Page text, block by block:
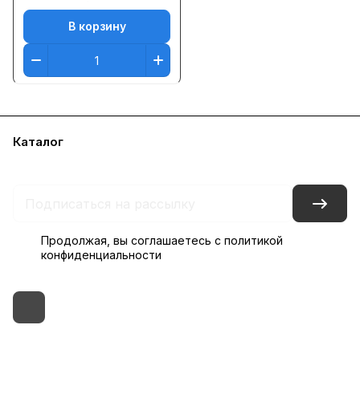
В корзину
Каталог
Продолжая, вы соглашаетесь с политикой
конфиденциальности